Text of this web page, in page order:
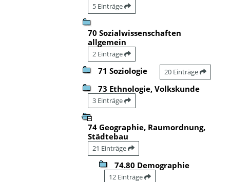
5 Einträge
70 Sozialwissenschaften
allgemein
2 Einträge
71 Soziologie 20 Einträge
73 Ethnologie, Volkskunde
3 Einträge
74 Geographie, Raumordnung,
Städtebau
21 Einträge
74.80 Demographie
12 Einträge